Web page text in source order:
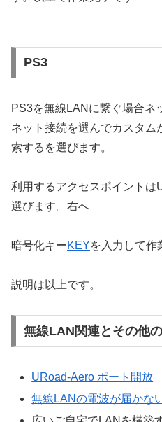
PS3
PS3を無線LANに繋ぐ場合ネ
ネット接続を選んでカスタム
索するを選びます。
利用するアクセスポイントは
選びます。右へ
暗号化キーKEYを入力して作
説明は以上です。
無線LAN関連とその他
URoad-Aero ポート開放
無線LANの電波が届かな